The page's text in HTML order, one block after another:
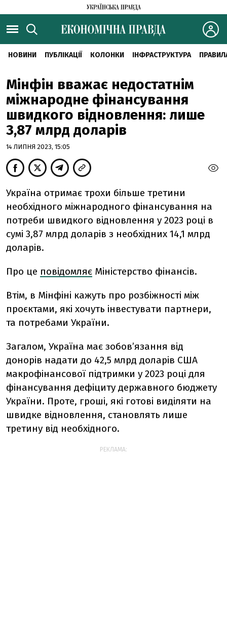
НОВИНИ ПУБЛІКАЦІЇ КОЛОНКИ ІНФРАСТРУКТУРА
Мінфін вважає недостатнім
міжнародне фінансування
швидкого відновлення: лише
3,87 млрд доларів
14 ЛИПНЯ 2023, 15:05
Україна отримає трохи більше третини
необхідного міжнародного фінансування на
потреби швидкого відновлення у 2023 році в
сумі 3,87 млрд доларів з необхідних 14,1 млрд
доларів.
Про це повідомляє Міністерство фінансів.
Втім, в Мінфіні кажуть про розбіжності між
проєктами, які хочуть інвестувати партнери,
та потребами України.
Загалом, Україна має зобов’язання від
донорів надати до 42,5 млрд доларів США
макрофінансової підтримки у 2023 році для
фінансування дефіциту державного бюджету
України. Проте, гроші, які готові виділяти на
швидке відновлення, становлять лише
третину від необхідного.
РЕКЛАМА: